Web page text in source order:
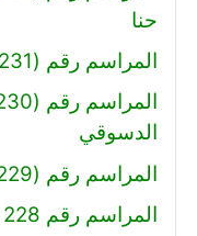
حنا
المراسم رقم (231) : رضا ذكي محمد
الدسوقي
المراسم رقم (229) : أميرة فكري أحمد
المراسم رقم 228 : محمد حلمي نصار